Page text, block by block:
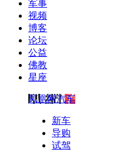
军事
视频
博客
论坛
公益
佛教
星座
凤凰网汽车
新车
导购
试驾